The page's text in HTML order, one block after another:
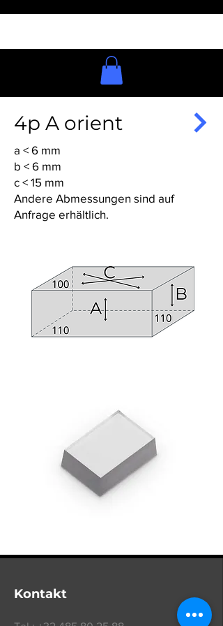
4p A orient
a < 6 mm
b < 6 mm
c < 15 mm
Andere Abmessungen sind auf
Anfrage erhältlich.
Kontakt